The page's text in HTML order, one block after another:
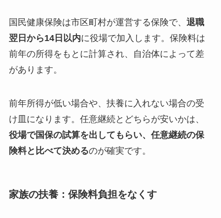
国民健康保険は市区町村が運営する保険で、 退職
翌日から14日以内に役場で加入します。保険料は
前年の所得をもとに計算され、自治体によって差
があります。
前年所得が低い場合や、扶養に入れない場合の受
け皿になります。任意継続とどちらが安いかは、
役場で国保の試算を出してもらい、任意継続の保
険料と比べて決めるのが確実です。
家族の扶養：保険料負担をなくす